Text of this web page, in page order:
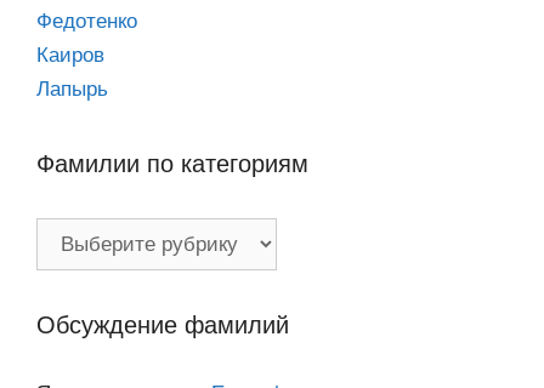
Федотенко
Каиров
Лапырь
Фамилии по категориям
Обсуждение фамилий